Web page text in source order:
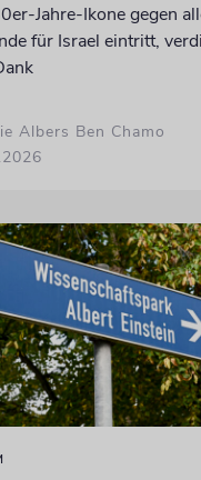
Jahre-Ikone gegen
für Israel eintritt,
Albers Ben Chamo